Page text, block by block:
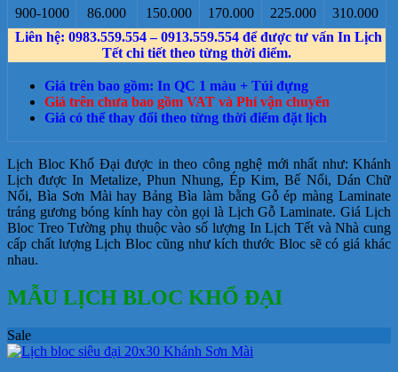
900-1000
86.000 150.000 170.000 225.000
310.000
Liên hệ: 0983.559.554 – 0913.559.554 để được tư vấn In Lịch
Tết chi tiết theo từng thời điểm.
Giá trên bao gồm: In QC 1 màu + Túi đựng
Giá trên chưa bao gồm VAT và Phí vận chuyển
Giá có thể thay đổi theo từng thời điểm đặt lịch
Lịch Bloc Khổ Đại được in theo công nghệ mới nhất như: Khánh
Lịch được In Metalize, Phun Nhung, Ép Kim, Bế Nổi, Dán Chữ
Nổi, Bìa Sơn Mài hay Bảng Bìa làm bằng Gỗ ép màng Laminate
tráng gương bóng kính hay còn gọi là Lịch Gỗ Laminate. Giá Lịch
Bloc Treo Tường phụ thuộc vào số lượng In Lịch Tết và Nhà cung
cấp chất lượng Lịch Bloc cũng như kích thước Bloc sẽ có giá khác
nhau.
MẪU LỊCH BLOC KHỔ ĐẠI
Sale